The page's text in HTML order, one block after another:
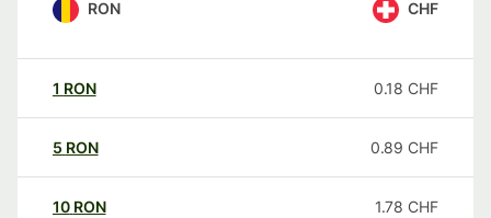
RON CHF
1 RON 0.18 CHF
5 RON 0.89 CHF
10 RON 1.78 CHF